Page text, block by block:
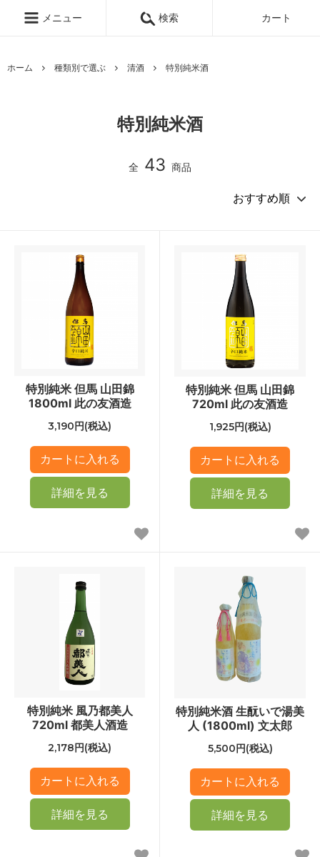
メニュー 検索 カート
ホーム 種類別で選ぶ 清酒 特別純米酒
特別純米酒
全 43 商品
特別純米 但馬 山田錦
1800ml 此の友酒造
3,190円(税込)
詳細を見る
特別純米 但馬 山田錦
720ml 此の友酒造
1,925円(税込)
詳細を見る
特別純米 風乃都美人
720ml 都美人酒造
2,178円(税込)
詳細を見る
特別純米酒 生酛いで湯美
人 (1800ml) 文太郎
5,500円(税込)
詳細を見る